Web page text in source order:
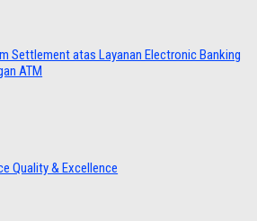
Settlement atas Layanan Electronic Banking
ATM
Quality & Excellence